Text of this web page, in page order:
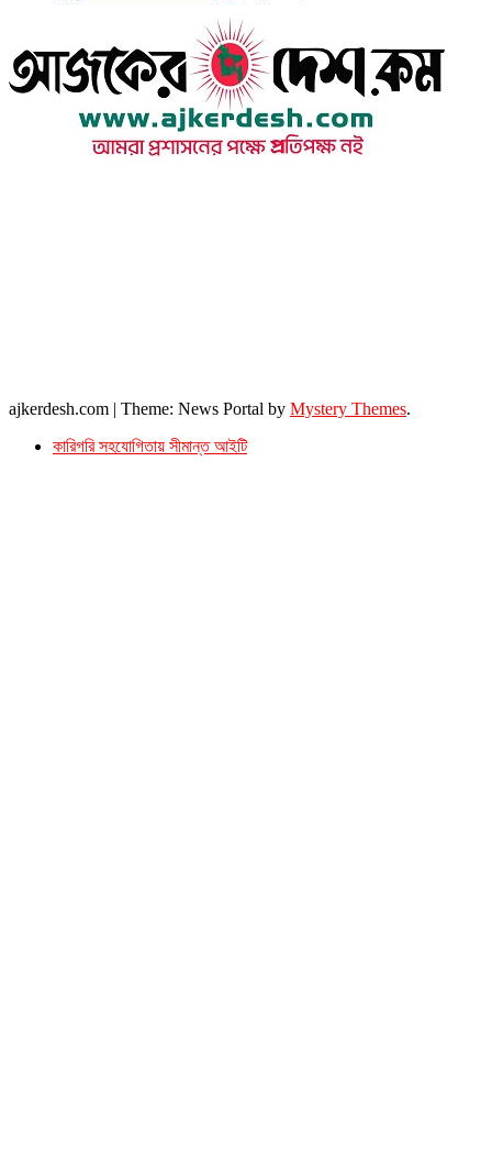
ajkerdesh.com | Theme: News Portal by Mystery Themes.
কারিগরি সহযোগিতায় সীমান্ত আইটি